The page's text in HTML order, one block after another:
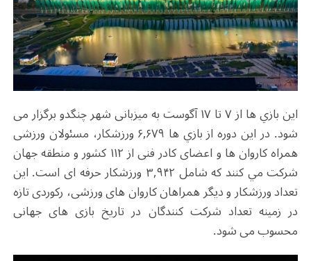
این بازي ها از ۷ تا ۱۷ آگوست به میزبانی شهر چنگدو برگزار می
شود. در این دوره از بازي ها ۶,۶۷۹ ورزشکار، مسئولان ورزشی
همراه کاروان ها و اعضای کادر فنی از ۱۱۲ کشور و منطقه جهان
شرکت مي كنند که شامل ۳,۹۴۲ ورزشکار حرفه ای است. این
تعداد ورزشکار و دیگر همراهان کاروان های ورزشی، رکوردی تازه
در زمینه تعداد شرکت کنندگان در تاریخ بازی های جهانی
محسوب می شود.